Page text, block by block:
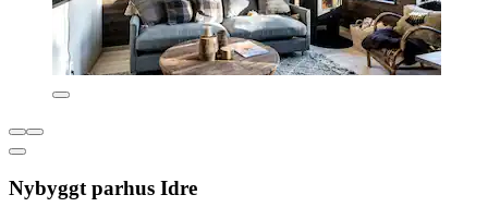
Nybyggt parhus Idre